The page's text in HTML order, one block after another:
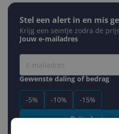
Stel een alert in en mis
Krijg een seintje zodra de
Jouw e-mailadres
Gewenste daling of bedrag
-5% -10% -15%
Prijsalert